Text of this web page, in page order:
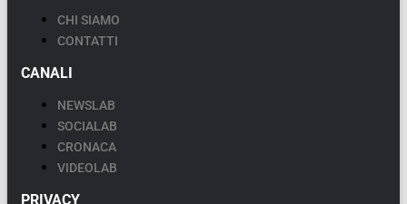
CHI SIAMO
CONTATTI
CANALI
NEWSLAB
SOCIALAB
CRONACA
VIDEOLAB
PRIVACY